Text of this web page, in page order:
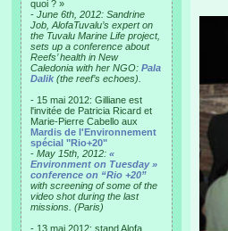
quoi ? »
- June 6th, 2012: Sandrine
Job, AlofaTuvalu’s expert on
the Tuvalu Marine Life project,
sets up a conference about
Reefs’ health in New
Caledonia with her NGO: Pala
Dalik (the reef’s echoes).
- 15 mai 2012: Gilliane est
l'invitée de Patricia Ricard et
Marie-Pierre Cabello aux
Mardis de l'Environnement
spécial "Rio+20"
- May 15th, 2012: «
Environment on Tuesday »
conference on “Rio +20”
with screening of some of the
video shot during the last
missions. (Paris)
- 13 mai 2012: stand Alofa